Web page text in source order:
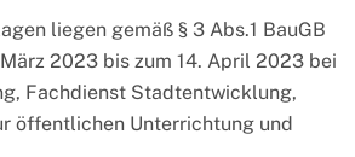
liegen gemäß § 3 Abs.1 BauGB
2023 bis zum 14. April 2023 bei
Fachdienst Stadtentwicklung,
öffentlichen Unterrichtung und